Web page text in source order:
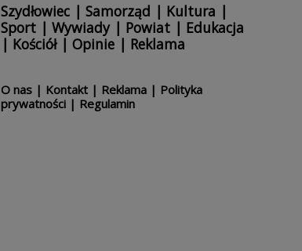
Szydłowiec| Samorząd | Kultura |
Sport| Wywiady| Powiat| Edukacja
| Kościół| Opinie| Reklama
O nas| Kontakt| Reklama| Polityka
prywatności| Regulamin